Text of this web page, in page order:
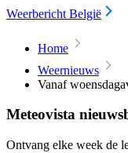
Weerbericht België
Home
Weernieuws
Vanaf
Meteovista
Ontvang elke week de